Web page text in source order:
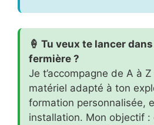
🍦 Tu veux te lancer
fermière ?
Je t’accompagne de A à
matériel adapté à ton
formation personnalisée,
installation. Mon objectif :